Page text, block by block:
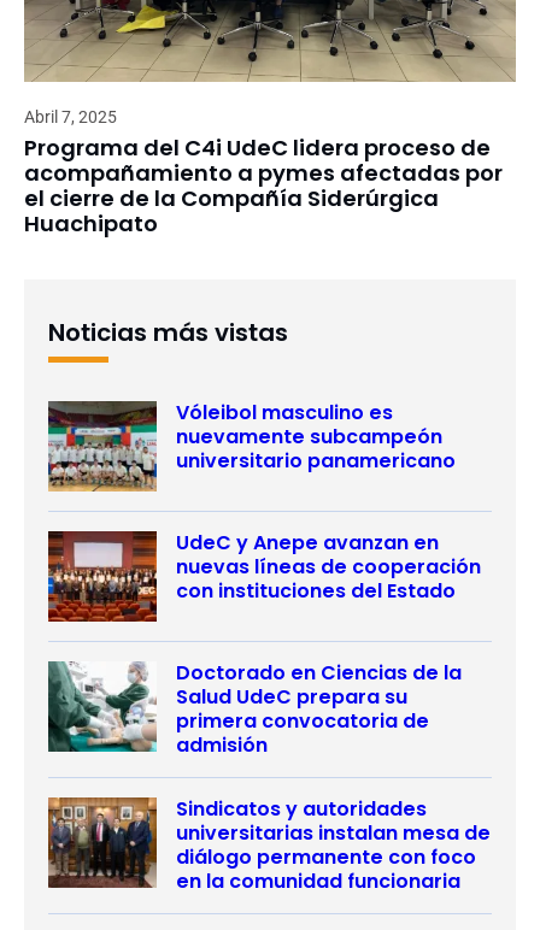
Abril 7, 2025
Programa del C4i UdeC lidera proceso de
acompañamiento a pymes afectadas por
el cierre de la Compañía Siderúrgica
Huachipato
Noticias más vistas
Vóleibol masculino es
nuevamente subcampeón
universitario panamericano
UdeC y Anepe avanzan en
nuevas líneas de cooperación
con instituciones del Estado
Doctorado en Ciencias de la
Salud UdeC prepara su
primera convocatoria de
admisión
Sindicatos y autoridades
universitarias instalan mesa de
diálogo permanente con foco
en la comunidad funcionaria